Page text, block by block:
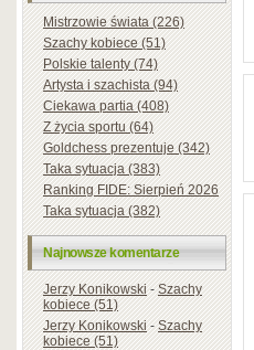
Mistrzowie świata (226)
Szachy kobiece (51)
Polskie talenty (74)
Artysta i szachista (94)
Ciekawa partia (408)
Z życia sportu (64)
Goldchess prezentuje (342)
Taka sytuacja (383)
Ranking FIDE: Sierpień 2026
Taka sytuacja (382)
Najnowsze komentarze
Jerzy Konikowski-Szachy
kobiece (51)
Jerzy Konikowski-Szachy
kobiece (51)